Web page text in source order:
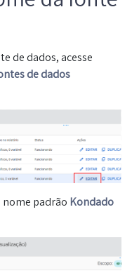
de dados, acesse
de dados
padrão Kondado